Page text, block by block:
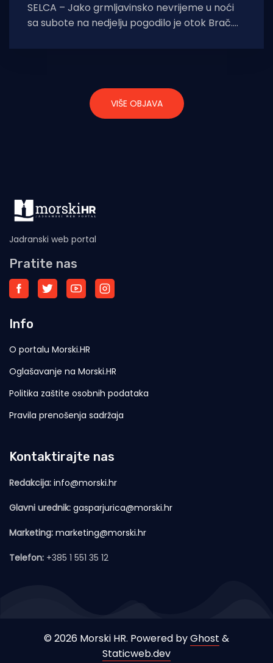
SELCA – Jako grmljavinsko nevrijeme u noći
sa subote na nedjelju pogodilo je otok Brač.
VIŠE OBJAVA
Jadranski web portal
Pratite nas
Info
O portalu Morski.HR
Oglašavanje na Morski.HR
Politika zaštite osobnih podataka
Pravila prenošenja sadržaja
Kontaktirajte nas
Redakcija: info@morski.hr
Glavni urednik: gasparjurica@morski.hr
Marketing: marketing@morski.hr
Telefon: +385 1 551 35 12
© 2026 Morski HR. Powered byGhost &
Staticweb.dev